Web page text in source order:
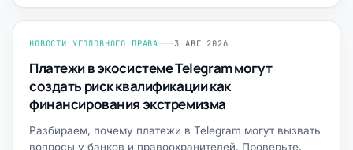
НОВОСТИ УГОЛОВНОГО ПРАВА 3 АВГ 2026
Платежи в экосистеме Telegram могут
создать риск квалификации как
финансирования экстремизма
Разбираем, почему платежи в Telegram могут вызвать
вопросы у банков и правоохранителей. Проверьте,